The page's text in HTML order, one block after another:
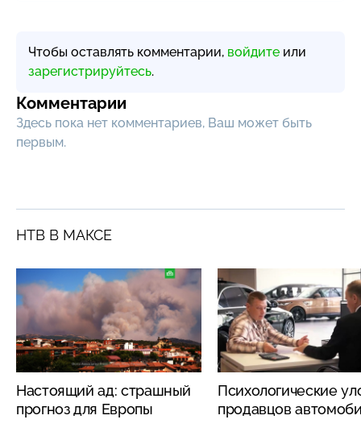
Чтобы оставлять комментарии, войдите или
зарегистрируйтесь.
Комментарии
Здесь пока нет комментариев, Ваш может быть
первым.
НТВ В МАКСЕ
Настоящий ад: страшный
прогноз для Европы
Психологические
продавцов